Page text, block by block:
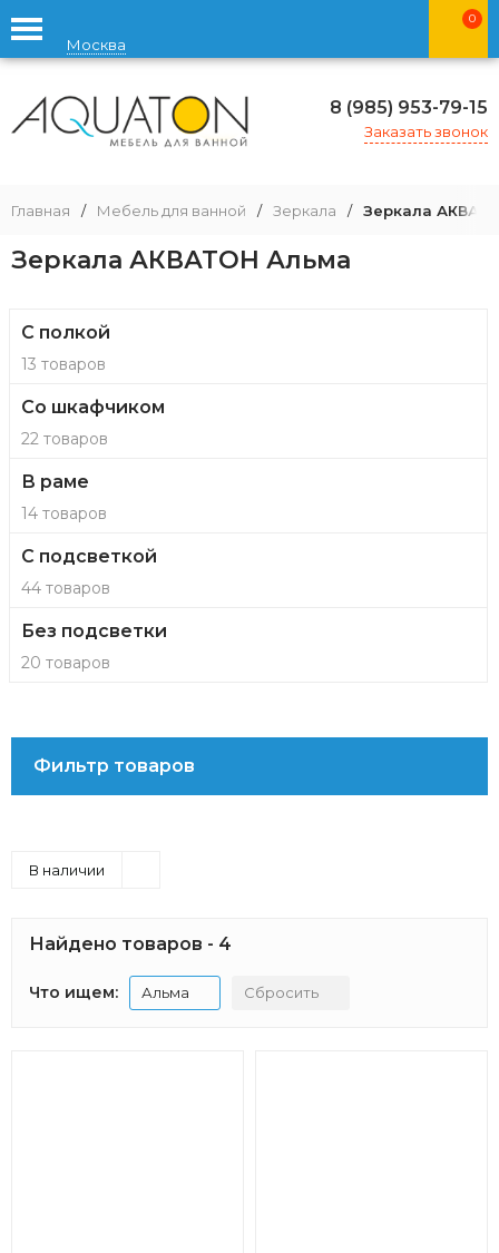
Москва
0
8 (985) 953-79-15
Заказать звонок
Главная / Мебель для ванной / Зеркала / Зеркала
Зеркала АКВАТОН Альма
С полкой
13 товаров
Со шкафчиком
22 товаров
В раме
14 товаров
С подсветкой
44 товаров
Без подсветки
20 товаров
Фильтр товаров
В наличии
Найдено товаров - 4
Что ищем: Альма Сбросить